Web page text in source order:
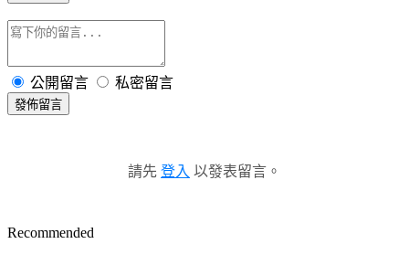
公開留言 私密留言
發佈留言
請先 登入 以發表留言。
Recommended